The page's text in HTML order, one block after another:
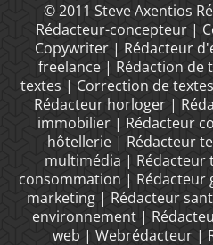
© 2011 Steve Axentios
Rédacteur-concepteur |
Copywriter | Rédacteur
freelance | Rédaction de
textes | Correction de
Rédacteur horloger |
immobilier | Rédacteur
hôtellerie | Rédacteur
multimédia | Rédacteur
consommation | Rédacteur
marketing | Rédacteur
environnement |
web | Webrédacteur |